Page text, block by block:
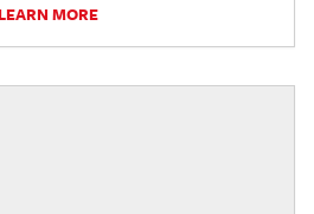
LEARN MORE